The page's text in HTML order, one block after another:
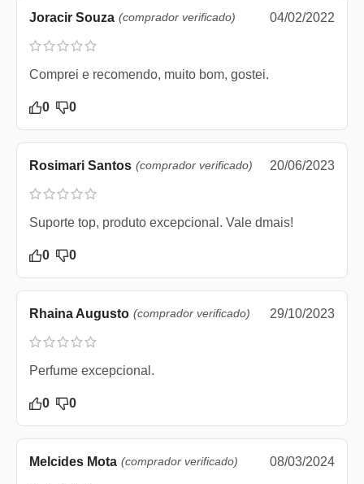
Joracir Souza (comprador verificado) 04/02/2022
Comprei e recomendo, muito bom, gostei.
0 0
Rosimari Santos (comprador verificado) 20/06/2023
Suporte top, produto excepcional. Vale dmais!
0 0
Rhaina Augusto (comprador verificado) 29/10/2023
Perfume excepcional.
0 0
Melcides Mota (comprador verificado) 08/03/2024